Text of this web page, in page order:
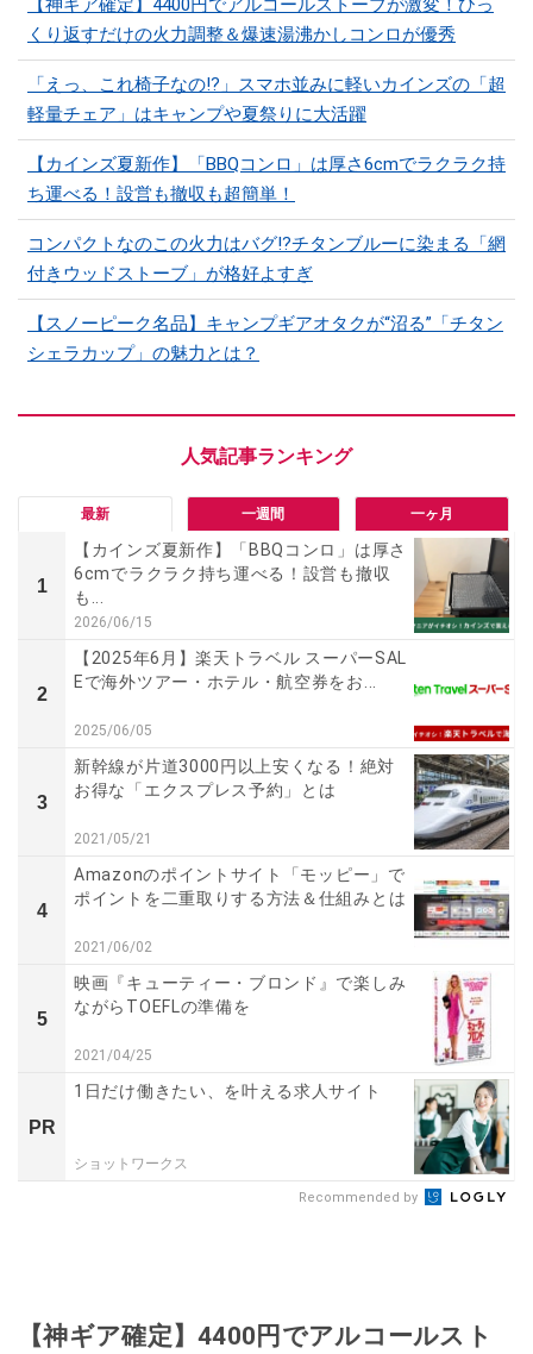
【神ギア確定】4400円でアルコールストーブが激変！ひっ
くり返すだけの火力調整＆爆速湯沸かしコンロが優秀
「えっ、これ椅子なの!?」スマホ並みに軽いカインズの「超
軽量チェア」はキャンプや夏祭りに大活躍
【カインズ夏新作】「BBQコンロ」は厚さ6cmでラクラク持
ち運べる！設営も撤収も超簡単！
コンパクトなのこの火力はバグ⁉チタンブルーに染まる「網
付きウッドストーブ」が格好よすぎ
【スノーピーク名品】キャンプギアオタクが“沼る”「チタン
シェラカップ」の魅力とは？
最新 一週間 一ヶ月
1
【カインズ夏新作】「BBQコンロ」は厚さ
6cmでラクラク持ち運べる！設営も撤収
も...
2026/06/15
2
【2025年6月】楽天トラベル スーパーSAL
Eで海外ツアー・ホテル・航空券をお...
2025/06/05
3
新幹線が片道3000円以上安くなる！絶対
お得な「エクスプレス予約」とは
2021/05/21
4
Amazonのポイントサイト「モッピー」で
ポイントを二重取りする方法＆仕組みとは
2021/06/02
5
映画『キューティー・ブロンド』で楽しみ
ながらTOEFLの準備を
2021/04/25
PR
1日だけ働きたい、を叶える求人サイト
ショットワークス
Recommended by
【神ギア確定】4400円でアルコールスト